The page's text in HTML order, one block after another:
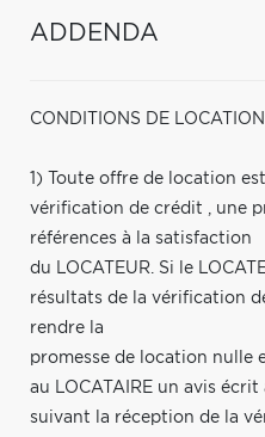
ADDENDA
CONDITIONS DE
1) Toute offre de location
vérification de crédit , une
références à la satisfaction
du LOCATEUR. Si le
résultats de la vérification
rendre la
promesse de location nulle
au LOCATAIRE un avis
suivant la réception de la